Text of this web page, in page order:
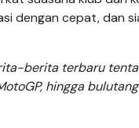
dengan cepat, dan
berita terbaru
hingga